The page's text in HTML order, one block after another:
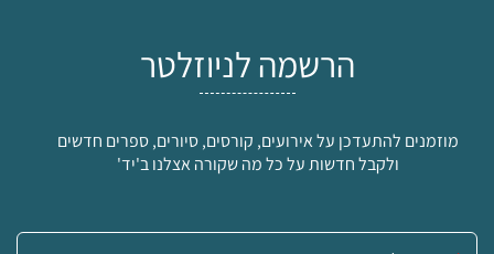
הרשמה לניוזלטר
מוזמנים להתעדכן על אירועים, קורסים, סיורים, ספרים חדשים
ולקבל חדשות על כל מה שקורה אצלנו ב'יד'
אימייל: